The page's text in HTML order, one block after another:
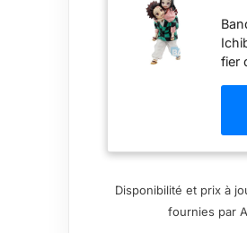
de
fier
Disponibilité et prix à
fournies par